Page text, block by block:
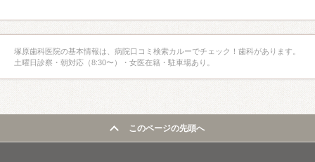
塚原歯科医院の基本情報は、病院口コミ検索カルーでチェック！歯科があります。
土曜日診察・朝対応（8:30〜）・女医在籍・駐車場あり。
このページの先頭へ